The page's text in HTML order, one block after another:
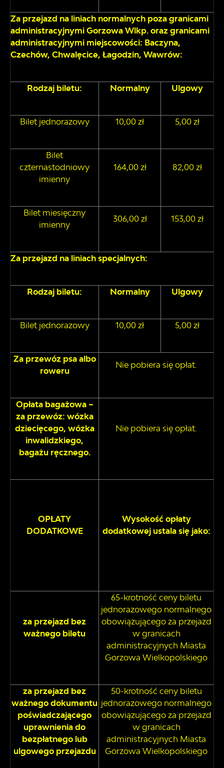
Za przejazd na liniach normalnych poza granicami
administracyjnymi Gorzowa Wlkp. oraz granicami
administracyjnymi miejscowości: Baczyna,
Czechów, Chwalęcice, Łagodzin, Wawrów:
Rodzaj biletu: Normalny Ulgowy
Bilet jednorazowy 10,00 zł 5,00 zł
Bilet
czternastodniowy
imienny
164,00 zł 82,00 zł
Bilet miesięczny
imienny
306,00 zł 153,00 zł
Za przejazd na liniach specjalnych:
Rodzaj biletu: Normalny Ulgowy
Bilet jednorazowy 10,00 zł 5,00 zł
Za przewóz psa albo
roweru
Nie pobiera się opłat.
Opłata bagażowa –
za przewóz: wózka
dziecięcego, wózka
inwalidzkiego,
bagażu ręcznego.
Nie pobiera się opłat.
OPŁATY
DODATKOWE
Wysokość opłaty
dodatkowej ustala się jako:
za przejazd bez
ważnego biletu
65-krotność ceny biletu
jednorazowego normalnego
obowiązującego za przejazd
w granicach
administracyjnych Miasta
Gorzowa Wielkopolskiego
za przejazd bez
ważnego dokumentu
poświadczającego
uprawnienia do
bezpłatnego lub
ulgowego przejazdu
50-krotność ceny biletu
jednorazowego normalnego
obowiązującego za przejazd
w granicach
administracyjnych Miasta
Gorzowa Wielkopolskiego